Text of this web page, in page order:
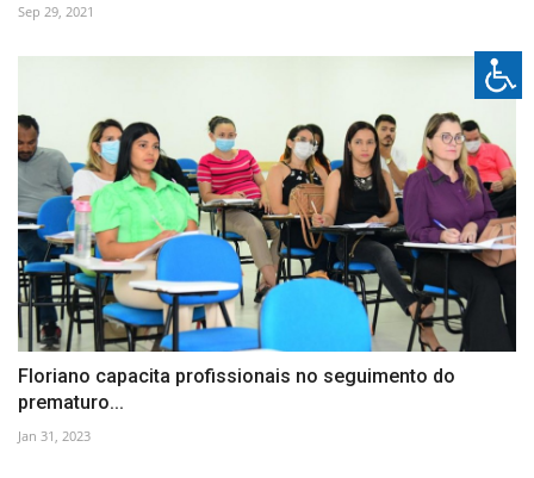
Sep 29, 2021
Floriano capacita profissionais no seguimento do
prematuro...
Jan 31, 2023